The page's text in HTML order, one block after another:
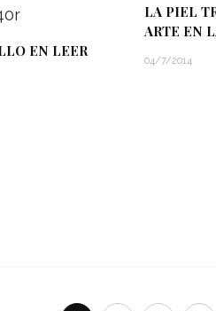
EN LEER
LA PIEL
ARTE EN
04/7/2014